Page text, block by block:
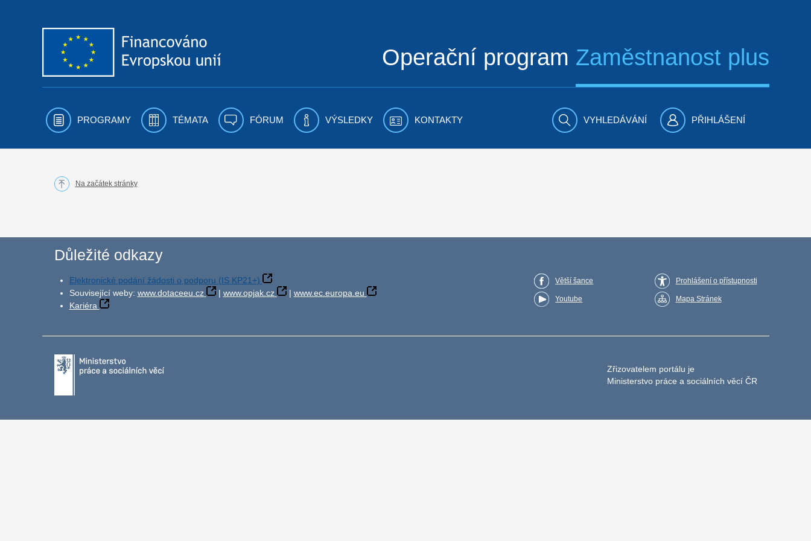
Operační program Zaměstnanost plus
PROGRAMY TÉMATA FÓRUM VÝSLEDKY KONTAKTY VYHLEDÁVÁNÍ PŘIHLÁŠENÍ
Na začátek stránky
Důležité odkazy
Elektronické podání žádosti o podporu (IS KP21+)
Související weby: www.dotaceeu.cz | www.opjak.cz | www.ec.europa.eu
Kariéra
Větší šance
Youtube
Prohlášení o přístupnosti
Mapa Stránek
Zřizovatelem portálu je
Ministerstvo práce a sociálních věcí ČR